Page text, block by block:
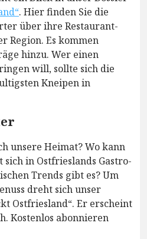
. Hier finden Sie die
über ihre Restaurant-
Region. Es kommen
hinzu. Wer einen
will, sollte sich die
Kneipen in
unsere Heimat? Wo kann
sich in Ostfrieslands Gastro-
Trends gibt es? Um
dreht sich unser
Ostfriesland“. Er erscheint
Kostenlos abonnieren